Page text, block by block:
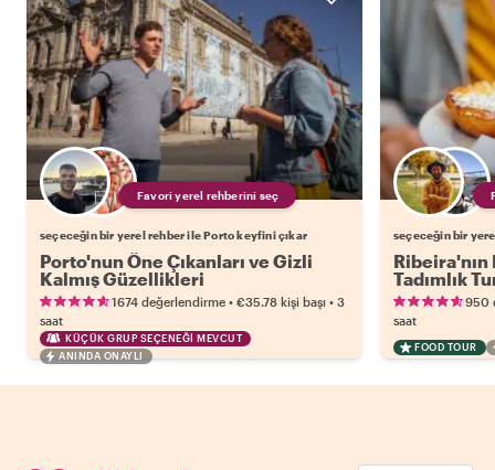
Favori yerel rehberini seç
seçeceğin bir yerel rehber ile Porto keyfini çıkar
Porto'nun Öne Çıkanları ve Gizli
Kalmış Güzellikleri
1674 değerlendirme • €35.78 kişi başı • 3
saat
KÜÇÜK GRUP SEÇENEĞI MEVCUT
ANINDA ONAYLI
seçeceğin bir
Ribeira'nın
Tadımlık
950
saat
FOOD TOUR